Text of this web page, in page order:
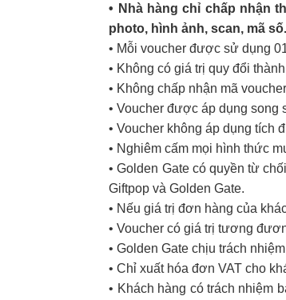
• Nhà hàng chỉ chấp nhận
photo, hình ảnh, scan, mã
• Mỗi voucher được sử dụng
• Không có giá trị quy đổi
• Không chấp nhận mã
• Voucher được áp dụng song
• Voucher không áp dụng tích
• Nghiêm cấm mọi hình thức
• Golden Gate có quyền từ
Giftpop và Golden Gate.
• Nếu giá trị đơn hàng của
• Voucher có giá trị tương
• Golden Gate chịu trách
• Chỉ xuất hóa đơn VAT cho
• Khách hàng có trách nhiệm